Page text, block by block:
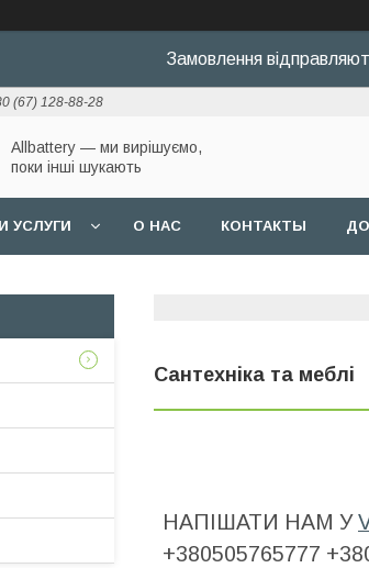
Замовлення
(67) 128-88-28
Allbattery — ми вирішуємо,
поки інші шукають
УСЛУГИ О НАС КОНТАКТЫ
Сантехніка та меблі
НАПІШАТИ НАМ У
+380505765777